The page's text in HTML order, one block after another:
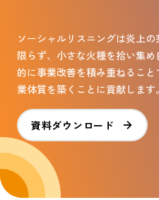
ソーシャルリスニングは炎上
限らず、小さな火種を拾い集
的に事業改善を積み重ねるこ
業体質を築くことに貢献します。
資料ダウンロード